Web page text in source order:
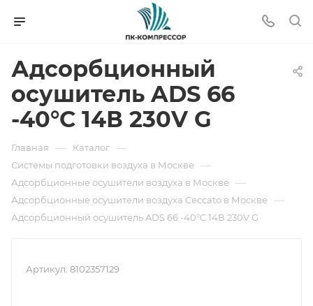
Адсорбционный
осушитель ADS 66
-40°C 14В 230V G
Главная — Каталог —
Системы подготовки воздуха в Москве —
Адсорбционные осушители воздуха в Москве —
Адсорбционные осушители воздуха Ceccato в Москве —
Адсорбционный осушитель ADS 66 -40°C 14В 230V G
Артикул: 8102357129